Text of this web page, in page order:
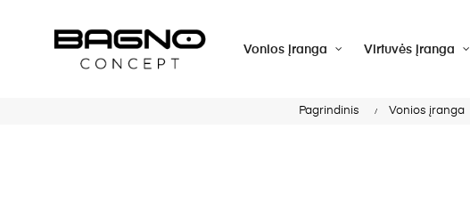
Vonios įranga Virtuvės įranga
Pagrindinis Vonios įranga